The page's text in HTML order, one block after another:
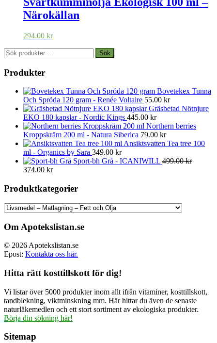
Närokällan
294.00 kr
Sök
efter:
Sök
Produkter
Bovetekex Tunna
Och Spröda 120 gram - Renée Voltaire 55.00 kr
Gräsbetad Nötnjure
EKO 180 kapslar - Nordic Kings 445.00 kr
Northern berries
Kroppskräm 200 ml - Natura Siberica 79.00 kr
Ansiktsvatten Tea tree 100
ml - Organics by Sara 349.00 kr
Sport-bh Grå - ICANIWILL 499.00kr
Det
priset
499.00 kr.
374.00 krDet
priset
är:
374.00 kr.
Produktkategorier
Om Apotekslistan.se
© 2026 Apotekslistan.se
Epost: Kontakta oss här.
Hitta rätt kosttillskott för dig!
Vi listar över 5000 produkter inom allt ifrån vitaminer, kosttillskott,
tandblekning, viktminskning mm. Här hittar du även de senaste
naturläkemedlen och ett stort sortiment av ekologiska produkter.
Börja din sökning här!
Sitemap